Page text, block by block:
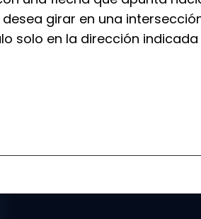
desea girar en una
solo en la dirección